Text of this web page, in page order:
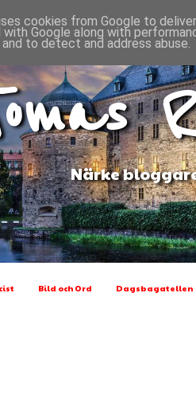
Närke
Bild och Ord Dagsbagatellen
cookies from Google to
with Google along with
to detect and address abuse.